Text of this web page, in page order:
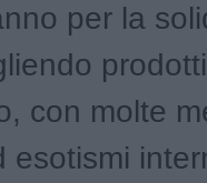
per la
con molte
esotismi